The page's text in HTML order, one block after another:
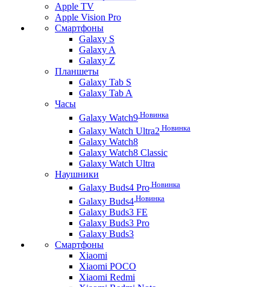
Apple TV
Apple Vision Pro
Смартфоны
Galaxy S
Galaxy A
Galaxy Z
Планшеты
Galaxy Tab S
Galaxy Tab A
Часы
Galaxy Watch9 Новинка
Galaxy Watch Ultra2 Новинка
Galaxy Watch8
Galaxy Watch8 Classic
Galaxy Watch Ultra
Наушники
Galaxy Buds4 Pro Новинка
Galaxy Buds4 Новинка
Galaxy Buds3 FE
Galaxy Buds3 Pro
Galaxy Buds3
Смартфоны
Xiaomi
Xiaomi POCO
Xiaomi Redmi